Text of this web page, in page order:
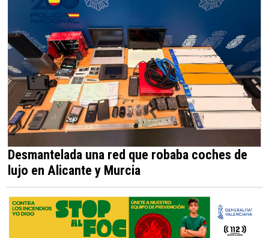
Desmantelada una red que robaba coches de
lujo en Alicante y Murcia